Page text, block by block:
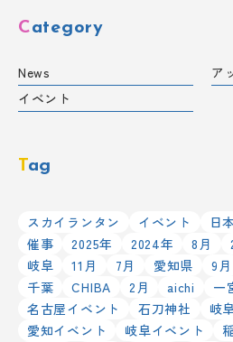
Category
News
ア
イベント
Tag
スカイランタン イベント
日
催事
2025年 2024年 8月
岐阜
11月 7月 愛知県 9月
千葉
CHIBA 2月 aichi 一
名古屋イベント
石刀神社 岐
愛知イベント
岐阜イベント